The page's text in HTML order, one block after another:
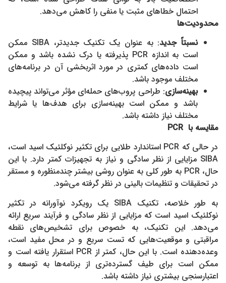
احتمال خطاهای مثبت یا منفی را کاهش می‌دهد.
محدودیت‌ها
نسبتاً جدید
: به عنوان یک تکنیک جدیدتر، SIBA ممکن
است به اندازه PCR پذیرفته یا درک نشده باشد و ممکن
است داده‌های کمتری در مورد اثربخشی آن در برنامه‌های
مختلف موجود باشد.
بهینه‌سازی: طراحی پروب‌های حمله‌ای مؤثر می‌تواند پیچیده
باشد و ممکن است بهینه‌سازی برای هدف‌ها یا شرایط
مختلف نیاز داشته باشد.
مقایسه با
در حالی که PCR استاندارد طلایی برای تکثیر نوکلئیک اسید است،
SIBA مزایایی از نظر سادگی و نیاز به تجهیزات کمتر دارد. با این
حال، PCR به طور کلی به عنوان روشی بیشتر چندمنظوره و مستقر
در تحقیقات و تنظیمات بالینی در نظر گرفته می‌شود.
به طور خلاصه، تکنیک SIBA یک رویکرد نوآورانه در تکثیر
نوکلئیک اسید است که مزایایی از نظر سادگی و فرآیند سریع ارائه
می‌دهد. این تکنیک، به خصوص برای تشخیص‌های نقطه
مراقبتی و موقعیت‌هایی که تست سریع و در محل مفید است،
وعده‌دهنده است. با این حال، کمتر از PCR استقرار یافته است و
ممکن است برای طیف گسترده‌تری از برنامه‌ها به توسعه و
اعتبارسنجی بیشتری نیاز داشته باشد.